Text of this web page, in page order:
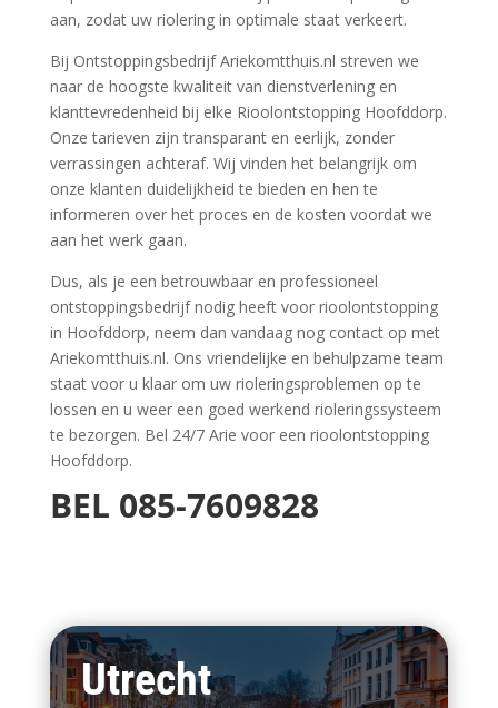
aan, zodat uw riolering in optimale staat verkeert.
Bij Ontstoppingsbedrijf Ariekomtthuis.nl streven we
naar de hoogste kwaliteit van dienstverlening en
klanttevredenheid bij elke Rioolontstopping Hoofddorp.
Onze tarieven zijn transparant en eerlijk, zonder
verrassingen achteraf. Wij vinden het belangrijk om
onze klanten duidelijkheid te bieden en hen te
informeren over het proces en de kosten voordat we
aan het werk gaan.
Dus, als je een betrouwbaar en professioneel
ontstoppingsbedrijf nodig heeft voor rioolontstopping
in Hoofddorp, neem dan vandaag nog contact op met
Ariekomtthuis.nl. Ons vriendelijke en behulpzame team
staat voor u klaar om uw rioleringsproblemen op te
lossen en u weer een goed werkend rioleringssysteem
te bezorgen. Bel 24/7 Arie voor een rioolontstopping
Hoofddorp.
BEL 085-7609828
Utrecht